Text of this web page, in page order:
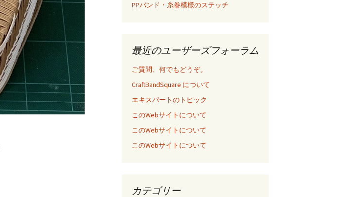
PPバンド・糸巻模様のステッチ
最近のユーザーズフォーラム
ご質問、何でもどうぞ。
CraftBandSquare について
エキスパートのトピック
このWebサイトについて
このWebサイトについて
このWebサイトについて
カテゴリー